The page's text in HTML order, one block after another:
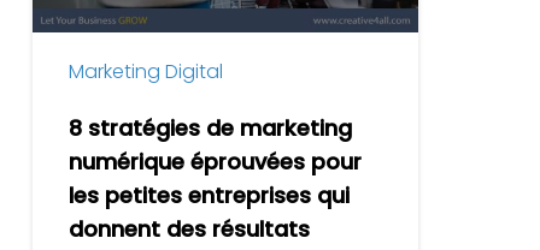
pour
petites
donnent
résultats
Marketing Digital
8 stratégies de marketing
numérique éprouvées pour
les petites entreprises qui
donnent des résultats